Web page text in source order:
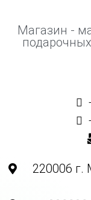
Магазин -
220006 г.